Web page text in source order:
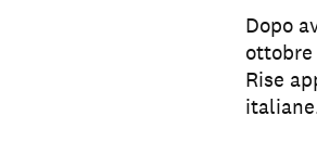
Dopo
Rise